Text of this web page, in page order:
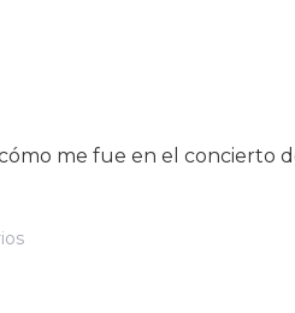
me fue en el concierto
En